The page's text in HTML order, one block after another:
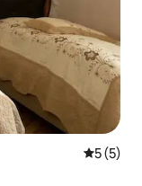
5 (5)